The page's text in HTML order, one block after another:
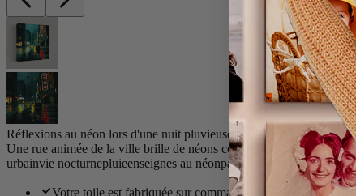
Réflexions au néon lors d'une nuit pluvieuse
Une rue animée de la ville brille de néons colorés qui se reflètent
urbainvie nocturnepluieenseignes au néonpaysage urbainrefletsrue
Votre toile est fabriquée sur commande dans notre studio